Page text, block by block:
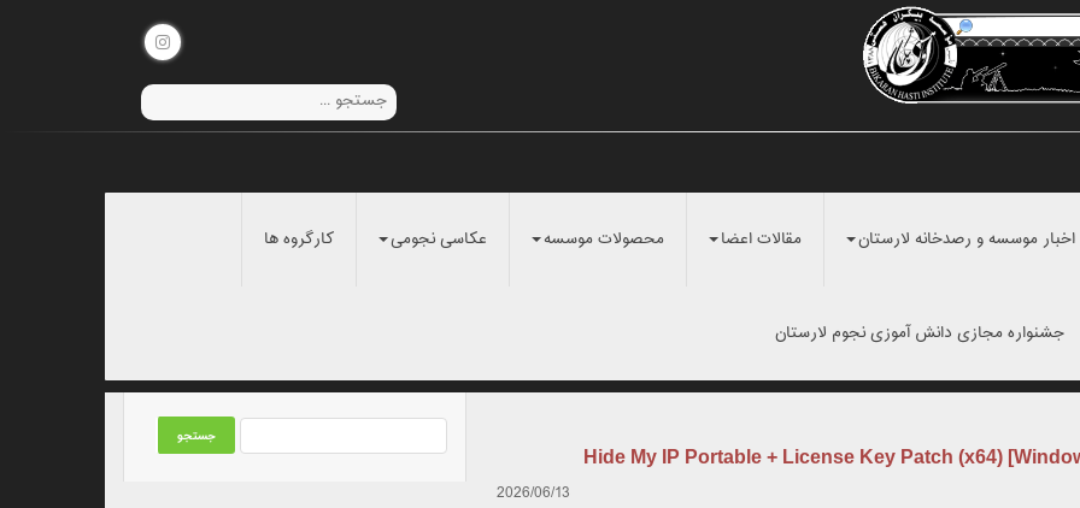
اخبار موسسه و رصدخانه لارستان مقالات اعضا محصولات موسسه عکاسی نجومی کارگروه ها
جشنواره مجازی دانش آموزی نجوم لارستان
Hide My IP Portable + License Key Patch (x64)
2026/06/13